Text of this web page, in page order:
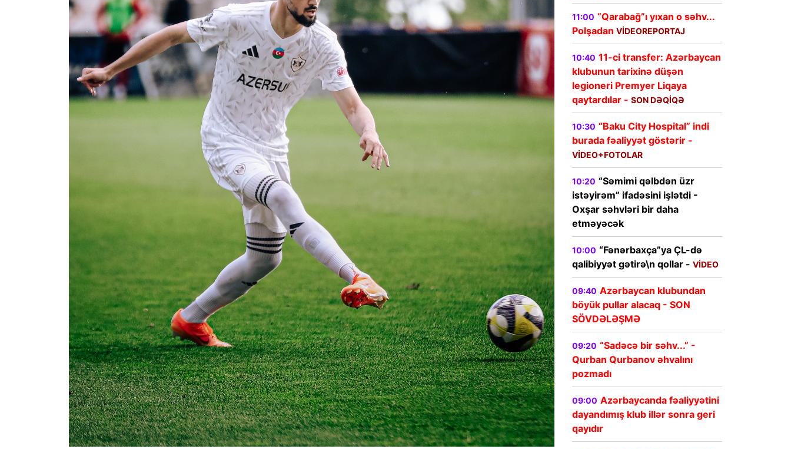
11:00 “Qarabağ”ı yıxan o səhv...
Polşadan VİDEOREPORTAJ
10:40 11-ci transfer: Azərbaycan
klubunun tarixinə düşən
legioneri Premyer Liqaya
qaytardılar - SON DƏQİQƏ
10:30 “Baku City Hospital” indi
burada fəaliyyət göstərir -
VİDEO+FOTOLAR
10:20 “Səmimi qəlbdən üzr
istəyirəm” ifadəsini işlətdi -
Oxşar səhvləri bir daha
etməyəcək
10:00 “Fənərbaxça”ya ÇL-də
qalibiyyət gətirə\n qollar - VİDEO
09:40 Azərbaycan klubundan
böyük pullar alacaq - SON
SÖVDƏLƏŞMƏ
09:20 “Sadəcə bir səhv...” -
Qurban Qurbanov əhvalını
pozmadı
09:00 Azərbaycanda fəaliyyətini
dayandımış klub illər sonra geri
qayıdır